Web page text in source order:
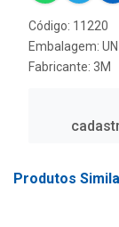
Código: 11220
Embalagem:
Fabricante: 3M
Produtos